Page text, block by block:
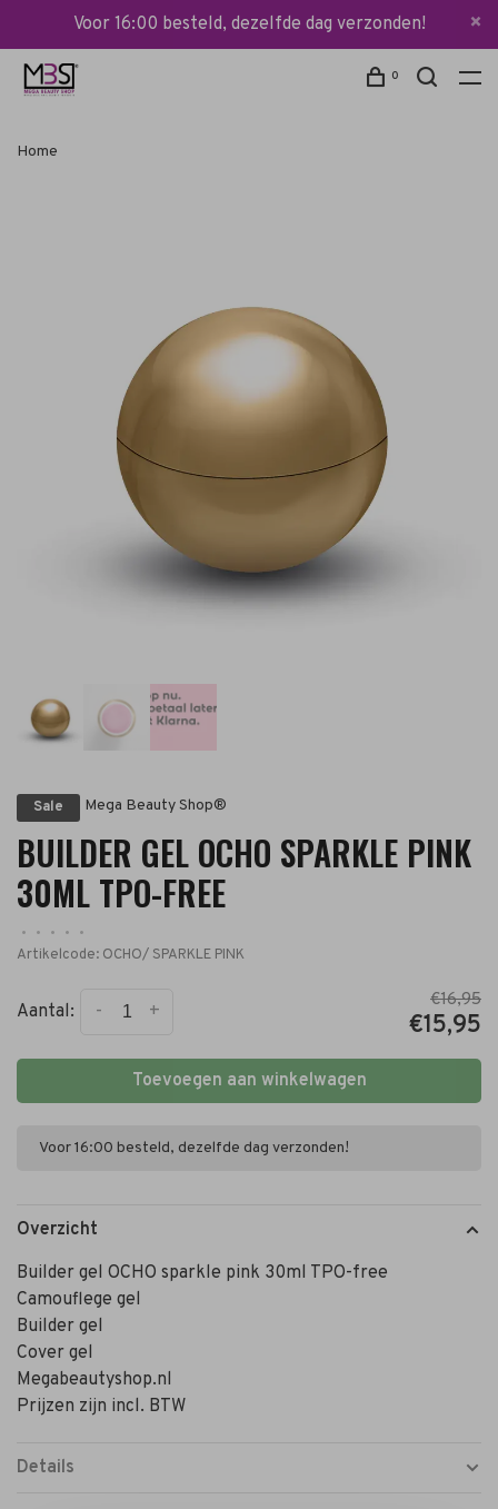
Voor 16:00 besteld, dezelfde dag verzonden!
0
Home
Sale Mega Beauty Shop®
BUILDER GEL OCHO SPARKLE PINK
30ML TPO-FREE
• • • •
•
Artikelcode: OCHO/ SPARKLE PINK
Aantal: +
-
€16,95
€15,95
Toevoegen aan winkelwagen
Voor 16:00 besteld, dezelfde dag verzonden!
Overzicht
Builder gel OCHO sparkle pink 30ml TPO-free
Camouflege gel
Builder gel
Cover gel
Megabeautyshop.nl
Prijzen zijn incl. BTW
Details